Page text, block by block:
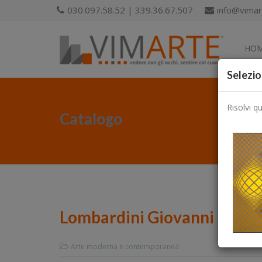
030.097.58.52 | 339.36.67.507
Catalogo
Lombardini Giovanni
Arte moderna e contemporanea
Risolvi